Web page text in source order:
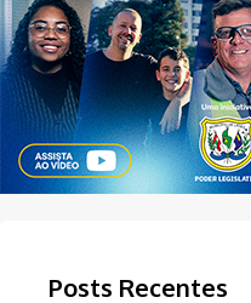
Posts Recentes